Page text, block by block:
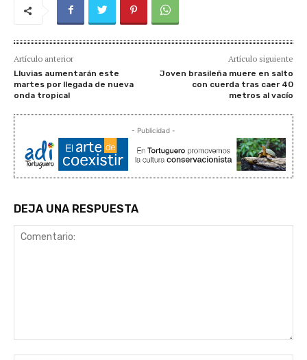
Artículo anterior
Lluvias aumentarán este
martes por llegada de nueva
onda tropical
Artículo siguiente
Joven brasileña muere en salto
con cuerda tras caer 40
metros al vacío
- Publicidad -
DEJA UNA RESPUESTA